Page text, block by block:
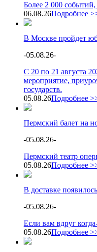
Более 2 000
06.08.26Подробнее
В Москве пройдет
-05.08.26-
С 20 по 21 августа
мероприятие,
государств.
05.08.26Подробнее
Пермский балет на
-05.08.26-
Пермский театр
05.08.26Подробнее
В доставке
-05.08.26-
Если вам вдруг
05.08.26Подробнее